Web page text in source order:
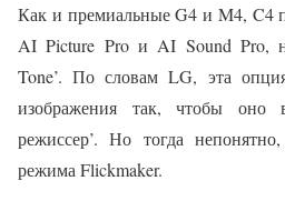
Как и премиальные G4 и M4, C4
AI Picture Pro и AI Sound Pro,
Tone’. По словам LG, эта
изображения так, чтобы оно
режиссер’. Но тогда
режима Flickmaker.